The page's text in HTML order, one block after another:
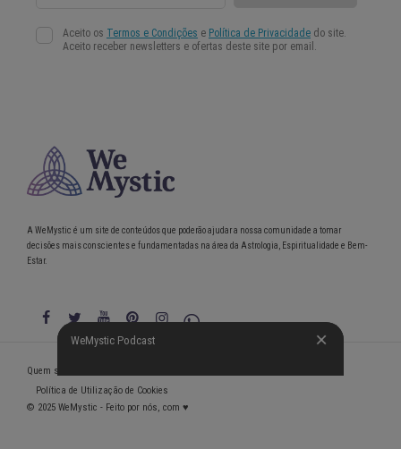
WeMystic Podcast
A WeMystic é um site de conteúdos que poderão ajudar a nossa comunidade a tomar
decisões mais conscientes e fundamentadas na área da Astrologia, Espiritualidade e Bem-
Estar.
WeMystic Podcast
Quem somos
Política de Utilização de Cookies
© 2025 WeMystic - Feito por nós, com ♥